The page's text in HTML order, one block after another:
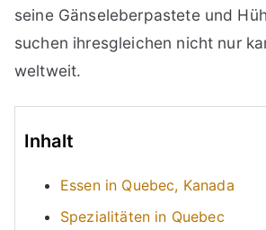
seine Gänseleberpastete und
suchen ihresgleichen nicht nur
weltweit.
Inhalt
Essen in Quebec, Kanada
Spezialitäten in Quebec